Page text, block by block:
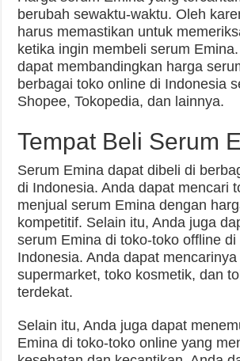
berubah sewaktu-waktu. Oleh
harus memastikan untuk
ketika ingin membeli serum
dapat membandingkan harga
berbagai toko online di Indonesia
Shopee, Tokopedia, dan lainnya.
Tempat Beli Serum
Serum Emina dapat dibeli di
di Indonesia. Anda dapat mencari
menjual serum Emina dengan
kompetitif. Selain itu, Anda juga
serum Emina di toko-toko offline di
Indonesia. Anda dapat mencarinya
supermarket, toko kosmetik, dan
terdekat.
Selain itu, Anda juga dapat
Emina di toko-toko online yang